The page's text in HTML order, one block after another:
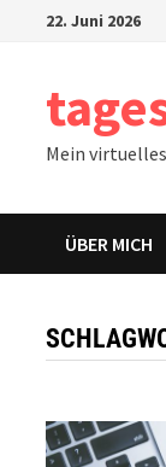
22. Juni 2026
Mein
ÜBER MICH